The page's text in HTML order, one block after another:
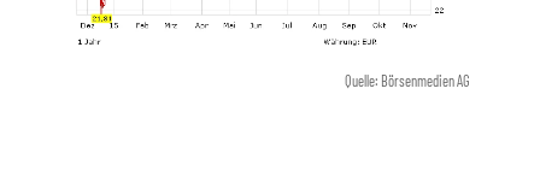
Quelle: Börsenmedien AG